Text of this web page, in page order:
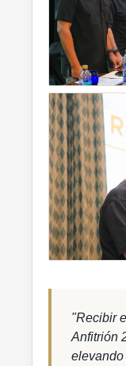
"Recibir
Anfitrión
elevando